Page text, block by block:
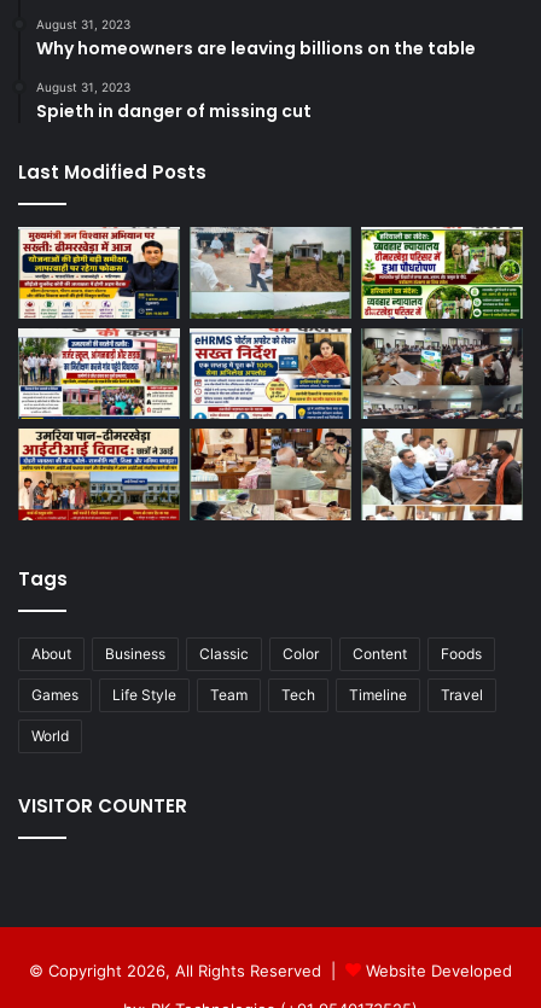
August 31, 2023
Why homeowners are leaving billions on the table
August 31, 2023
Spieth in danger of missing cut
Last Modified Posts
Tags
About Business Classic Color Content Foods
Games Life Style Team Tech Timeline Travel
World
VISITOR COUNTER
© Copyright 2026, All Rights Reserved |
Website Developed